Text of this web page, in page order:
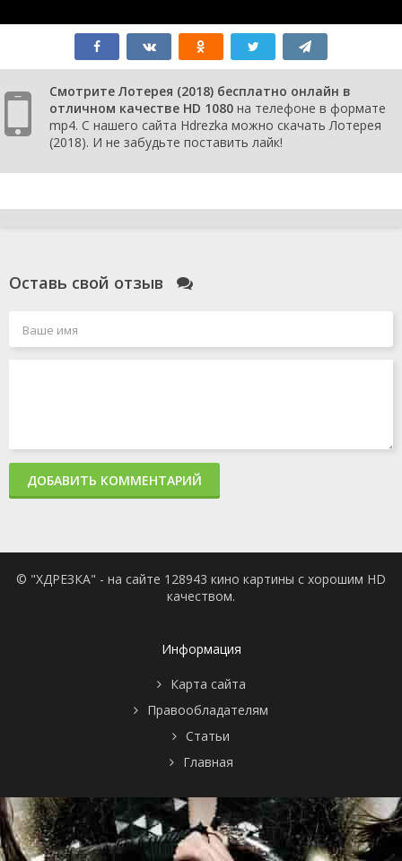
Смотрите Лотерея (2018) бесплатно онлайн в
отличном качестве HD 1080 на телефоне в формате
mp4. С нашего сайта Hdrezka можно скачать Лотерея
(2018). И не забудьте поставить лайк!
Оставь свой отзыв
ДОБАВИТЬ КОММЕНТАРИЙ
© "ХДРЕЗКА" - на сайте 128943 кино картины с хорошим HD
качеством.
Информация
Карта сайта
Правообладателям
Статьи
Главная